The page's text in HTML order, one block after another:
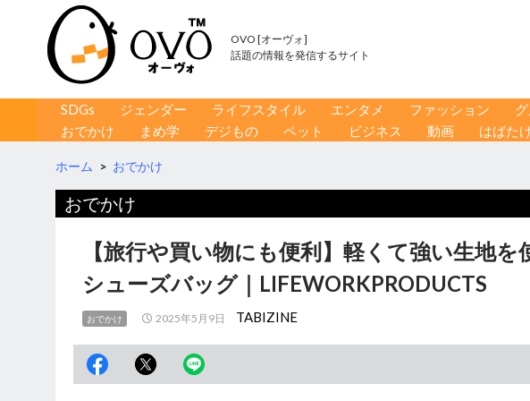
OVO [オーヴォ]
話題の情報を発信するサイト
コンテンツへ移動
SDGs ジェンダー ライフスタイル エンタメ ファッション
おでかけ
まめ学 デジもの ペット ビジネス 動画 はばた
ホーム > おでかけ
おでかけ
【旅行や買い物にも便利】軽くて強い生地
シューズバッグ｜LIFEWORKPRODUCTS
おでかけ 2025年5月9日 TABIZINE